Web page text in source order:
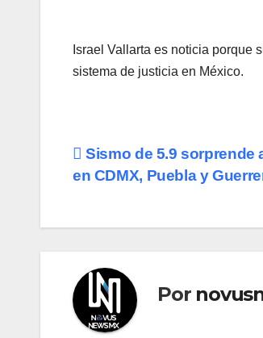
Israel Vallarta es noticia porque
sistema de justicia en México.
Navegación
entradas
Sismo de 5.9 sorprende
en CDMX, Puebla y
Por